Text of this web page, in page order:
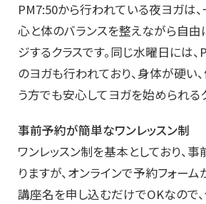
PM7:50から行われている夜ヨガは、
心と体のバランスを整えながら自由
ジするクラスです。同じ水曜日には
のヨガも行われており、身体が硬い
う方でも安心してヨガを始められる
事前予約が簡単なワンレッスン制
ワンレッスン制を基本としており、
りますが、オンラインで予約フォーム
講座名を申し込むだけでOKなので